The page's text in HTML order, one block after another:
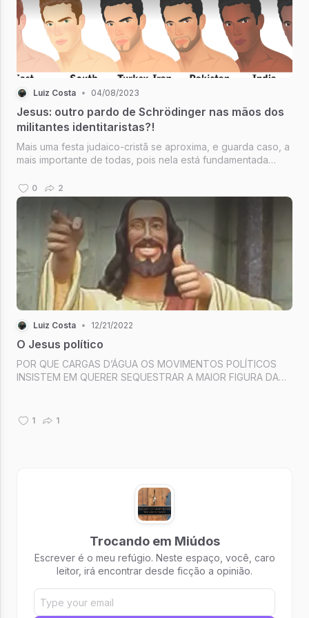
Luiz Costa • 04/08/2023
Jesus: outro pardo de Schrödinger nas mãos dos
militantes identitaristas?!
Mais uma festa judaico-cristã se aproxima, e guarda caso, a
mais importante de todas, pois nela está fundamentada
uma vez o movimento identitarista, um dos braços da
esquerda progress...
0 2
Luiz Costa • 12/21/2022
O Jesus político
POR QUE CARGAS D’ÁGUA OS MOVIMENTOS POLÍTICOS
INSISTEM EM QUERER SEQUESTRAR A MAIOR FIGURA DA
1 1
Trocando em Miúdos
Escrever é o meu refúgio. Neste espaço, você, caro
leitor, irá encontrar desde ficção a opinião.